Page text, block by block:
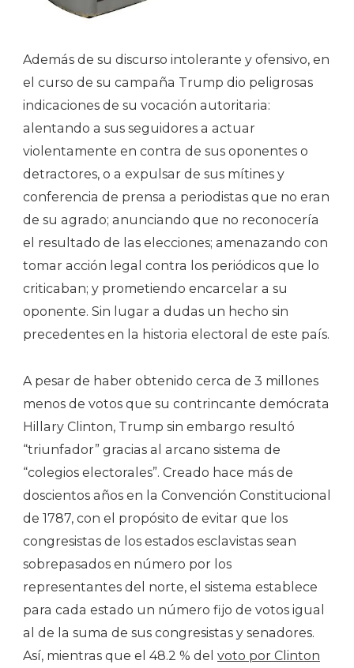
Además de su discurso intolerante y ofensivo, en
el curso de su campaña Trump dio peligrosas
indicaciones de su vocación autoritaria:
alentando a sus seguidores a actuar
violentamente en contra de sus oponentes o
detractores, o a expulsar de sus mítines y
conferencia de prensa a periodistas que no eran
de su agrado; anunciando que no reconocería
el resultado de las elecciones; amenazando con
tomar acción legal contra los periódicos que lo
criticaban; y prometiendo encarcelar a su
oponente. Sin lugar a dudas un hecho sin
precedentes en la historia electoral de este país.
A pesar de haber obtenido cerca de 3 millones
menos de votos que su contrincante demócrata
Hillary Clinton, Trump sin embargo resultó
“triunfador” gracias al arcano sistema de
“colegios electorales”. Creado hace más de
doscientos años en la Convención Constitucional
de 1787, con el propósito de evitar que los
congresistas de los estados esclavistas sean
sobrepasados en número por los
representantes del norte, el sistema establece
para cada estado un número fijo de votos igual
al de la suma de sus congresistas y senadores.
Así, mientras que el 48.2 % del voto por Clinton